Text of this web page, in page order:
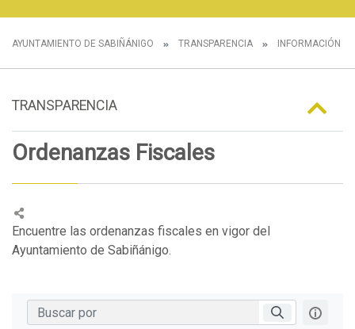
AYUNTAMIENTO DE SABIÑÁNIGO TRANSPARENCIA INFORMACIÓN
TRANSPARENCIA
Ordenanzas Fiscales
Encuentre las ordenanzas fiscales en vigor del
Ayuntamiento de Sabiñánigo.